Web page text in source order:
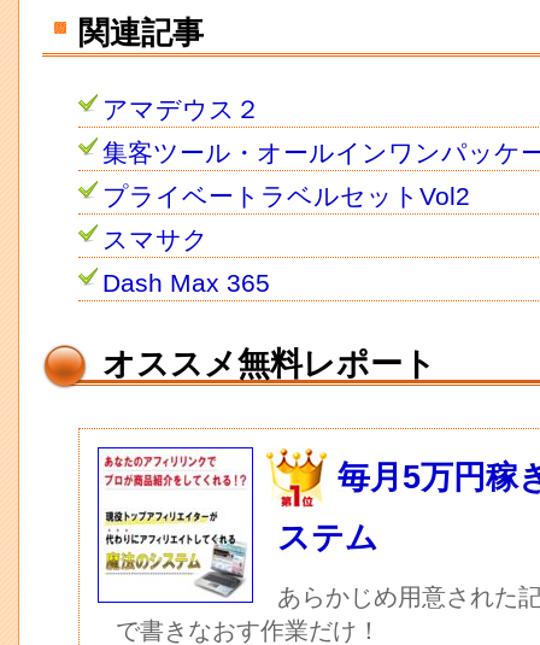
関連記事
アマデウス２
集客ツール・オールインワンパッケ
プライベートラベルセットVol2
スマサク
Dash Max 365
オススメ無料レポート
毎月5万円稼
ステム
あらかじめ用意された
で書きなおす作業だけ！